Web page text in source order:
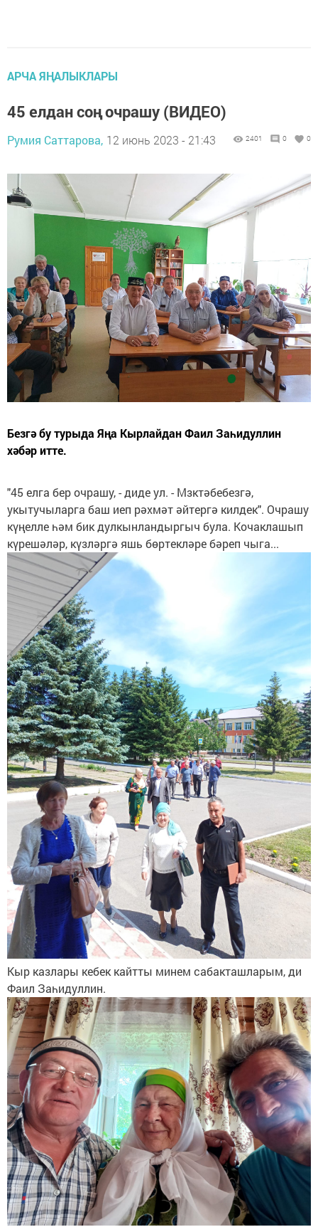
АРЧА ЯҢАЛЫКЛАРЫ
45 елдан соң очрашу (ВИДЕО)
Румия Саттарова, 12 июнь 2023 - 21:43 2401 0 0
Безгә бу турыда Яңа Кырлайдан Фаил Заһидуллин
хәбәр итте.
"45 елга бер очрашу, - диде ул. - Мзктәбебезгә,
укытучыларга баш иеп рәхмәт әйтергә килдек". Очрашу
күңелле һәм бик дулкынландыргыч була. Кочаклашып
күрешәләр, күзләргә яшь бөртекләре бәреп чыга...
Кыр казлары кебек кайтты минем сабакташларым, ди
Фаил Заһидуллин.